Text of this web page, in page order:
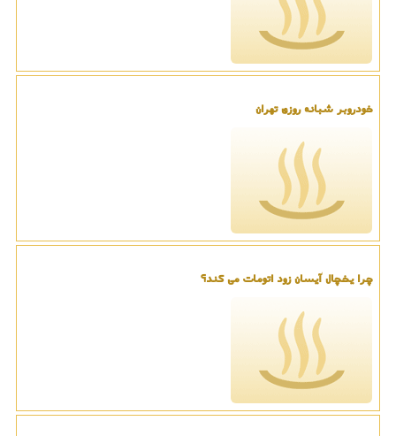
خودروبر شبانه روزی تهران
چرا یخچال آیسان زود اتومات می کند؟